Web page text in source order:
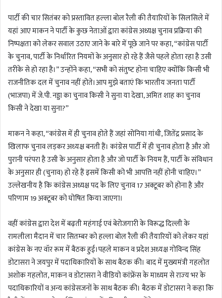
पार्टी की चार सितंबर को प्रस्तावित हल्‍ला बोल रैली की तैयारियों के सिलसिले में
यहां आए माकन ने पार्टी के कुछ नेताओं द्वारा कांग्रेस अध्यक्ष चुनाव प्रक्रिया की
निष्पक्षता को लेकर सवाल उठाए जाने के बारे में पूछे जाने पर कहा, “कांग्रेस पार्टी
के चुनाव, पार्टी के निर्धारित नियमों के अनुसार हो रहे हैं जैसे पहले होता रहा है उसी
तरीके से हो रहा है।” उन्‍होंने कहा, “सभी को संतुष्‍ट होना चाहिए क्योंकि किसी भी
राजनीतिक दल में चुनाव नहीं होते।आप मुझे बताएं कि भारतीय जनता पार्टी
(भाजपा) में जे.पी. नड्डा का चुनाव किसी ने सुना या देखा, अमित शाह का चुनाव
किसी ने देखा या सुना?”
माकन ने कहा, “कांग्रेस में ही चुनाव होते हैं जहां सोनिया गांधी, ज‍ित‍ेंद्र प्रसाद के
खिलाफ चुनाव लड़कर अध्‍यक्ष बनती हैं। कांग्रेस पार्टी में ही चुनाव होता है और जो
पुरानी परंपरा है उसी के अनुसार होता है और जो पार्टी के नियम हैं, पार्टी के संविधान
के अनुसार ही (चुनाव) हो रहे हैं इसमें किसी को भी आपत्ति नहीं होनी चाहिए।”
उल्लेखनीय है कि कांग्रेस अध्यक्ष पद के लिए चुनाव 17 अक्टूबर को होना है और
परिणाम 19 अक्टूबर को घोषित किया जाएगा।
वहीं कांग्रेस द्वारा देश में बढ़ती महंगाई एवं बेरोजगारी के विरूद्ध दिल्ली के
रामलीला मैदान में चार सितम्बर को हल्ला बोल रैली की तैयारियों को लेकर यहां
कांग्रेस के नए वॉर रूम में बैठक हुई।पहले माकन व प्रदेश अध्‍यक्ष गोविन्द सिंह
डोटासरा ने जयपुर में पदाधिकारियों के साथ बैठक की। बाद में मुख्‍यमंत्री गहलोत
अशोक गहलोत, माकन व डोटासरा ने वीडियो कांफ्रेंस के माध्यम से राज्‍य भर के
पदाधिकारियों व अन्य कांग्रेसजनों के साथ बैठक की। बैठक में डोटासरा ने कहा कि